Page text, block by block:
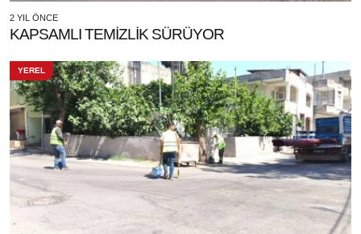
2 YIL ÖNCE
KAPSAMLI TEMİZLİK SÜRÜYOR
YEREL